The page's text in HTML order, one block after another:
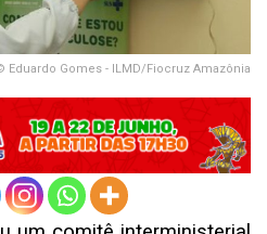
Eduardo Gomes - ILMD/Fiocruz Amazônia